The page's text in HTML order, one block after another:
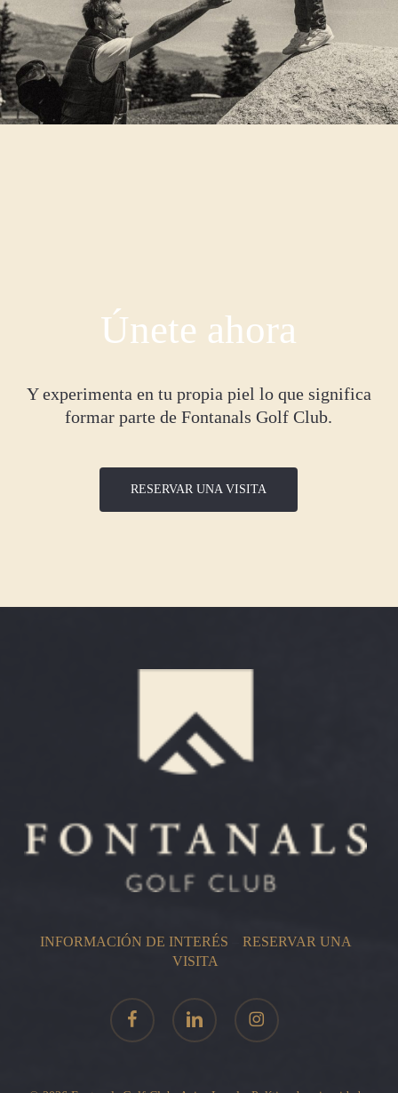
Únete ahora
Y experimenta en tu propia piel lo que significa
formar parte de Fontanals Golf Club.
RESERVAR UNA VISITA
INFORMACIÓN DE INTERÉS
RESERVAR UNA
VISITA
facebook linkedin instagram